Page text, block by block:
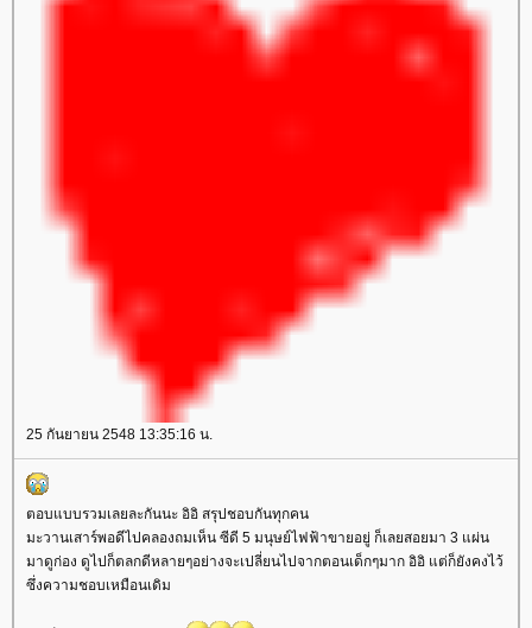
25 กันยายน 2548 13:35:16 น.
ตอบแบบรวมเลยละกันนะ อิอิ สรุปชอบกันทุกคน
มะวานเสาร์พอดีไปคลองถมเห็น ซีดี 5 มนุษย์ไฟฟ้าขายอยู่ ก็เลยสอยมา 3 แผ่น
มาดูก่อง ดูไปก็ตลกดีหลายๆอย่างจะเปลี่ยนไปจากตอนเด็กๆมาก อิอิ แต่ก็ยังคงไว้
ซึ่งความชอบเหมือนเดิม